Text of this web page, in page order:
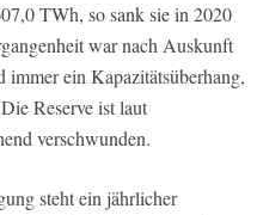
TWh, so sank sie in 2020
war nach Auskunft
immer ein Kapazitätsüberhang,
Reserve ist laut
verschwunden.
steht ein jährlicher